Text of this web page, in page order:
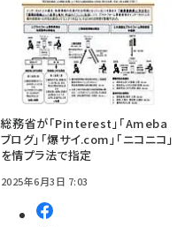
総務省が「Pinterest」「Ameba
ブログ」「爆サイ.com」「ニコニコ」
を情プラ法で指定
2025年6月3日 7:03